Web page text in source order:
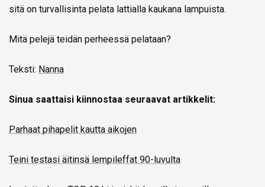
sitä on turvallisinta pelata lattialla kaukana lampuista.
Mitä pelejä teidän perheessä pelataan?
Teksti: Nanna
Sinua saattaisi kiinnostaa seuraavat artikkelit:
Parhaat pihapelit kautta aikojen
Teini testasi äitinsä lempileffat 90-luvulta